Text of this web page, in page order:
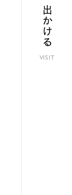
出かける
VISIT